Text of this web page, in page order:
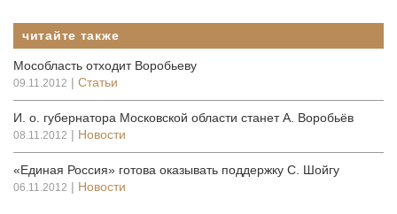
читайте также
Мособласть отходит Воробьеву
09.11.2012 | Статьи
И. о. губернатора Московской области станет А. Воробьёв
08.11.2012 | Новости
«Единая Россия» готова оказывать поддержку С. Шойгу
06.11.2012 | Новости